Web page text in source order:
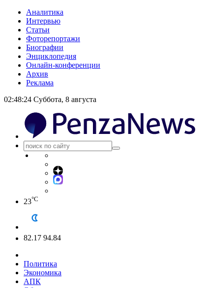
Аналитика
Интервью
Статьи
Фоторепортажи
Биографии
Энциклопедия
Онлайн-конференции
Архив
Реклама
02:48:25 Суббота, 8 августа
23°C
82.17 94.84
Политика
Экономика
АПК